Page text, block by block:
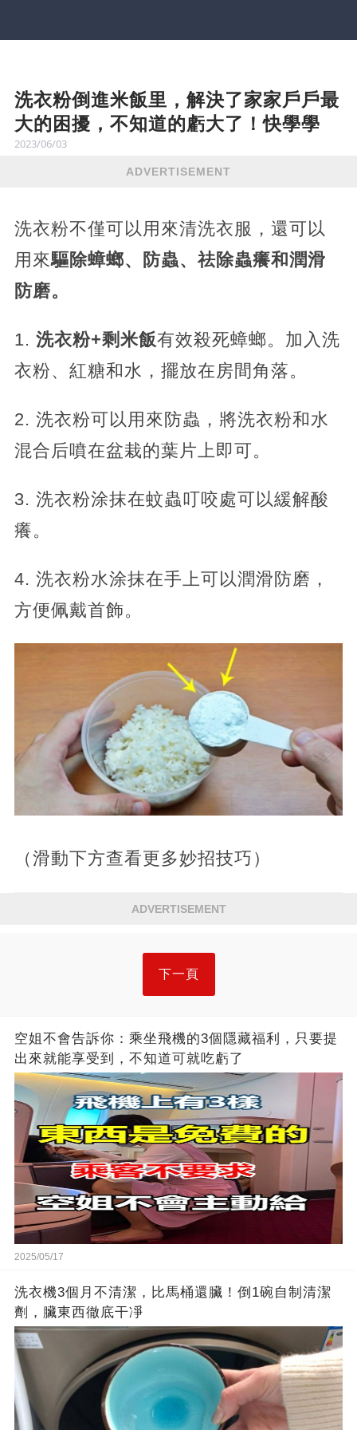
洗衣粉倒進米飯里，解決了家家戶戶最
大的困擾，不知道的虧大了！快學學
2023/06/03
ADVERTISEMENT
洗衣粉不僅可以用來清洗衣服，還可以
用來驅除蟑螂、防蟲、祛除蟲癢和潤滑
防磨。
1. 洗衣粉+剩米飯有效殺死蟑螂。加入洗
衣粉、紅糖和水，擺放在房間角落。
2. 洗衣粉可以用來防蟲，將洗衣粉和水
混合后噴在盆栽的葉片上即可。
3. 洗衣粉涂抹在蚊蟲叮咬處可以緩解酸
癢。
4. 洗衣粉水涂抹在手上可以潤滑防磨，
方便佩戴首飾。
（滑動下方查看更多妙招技巧）
ADVERTISEMENT
下一頁
空姐不會告訴你：乘坐飛機的3個隱藏福利，只要提
出來就能享受到，不知道可就吃虧了
2025/05/17
洗衣機3個月不清潔，比馬桶還臟！倒1碗自制清潔
劑，臟東西徹底干凈